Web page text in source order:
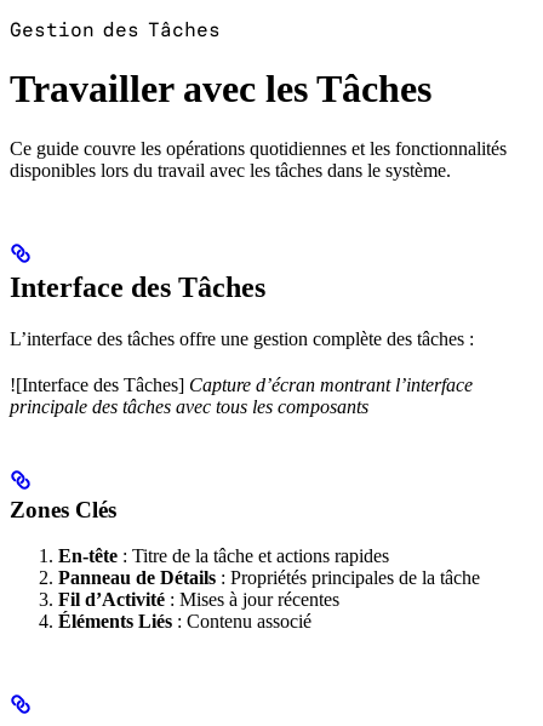
Gestion des Tâches
Travailler avec les Tâches
Ce guide couvre les opérations quotidiennes et les fonctionnalités
disponibles lors du travail avec les tâches dans le système.
Interface des Tâches
L’interface des tâches offre une gestion complète des tâches :
![Interface des Tâches] Capture d’écran montrant l’interface
principale des tâches avec tous les composants
Zones Clés
En-tête : Titre de la tâche et actions rapides
Panneau de Détails : Propriétés principales de la tâche
Fil d’Activité : Mises à jour récentes
Éléments Liés : Contenu associé